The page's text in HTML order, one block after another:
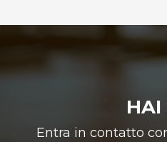
HAI
Entra in contatto